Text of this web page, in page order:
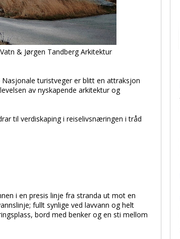
& Jørgen Tandberg Arkitektur
turistveger er blitt en attraksjon
av nyskapende arkitektur og
til verdiskaping i reiselivsnæringen i tråd
i en presis linje fra stranda ut mot en
fullt synlige ved lavvann og helt
bord med benker og en sti mellom